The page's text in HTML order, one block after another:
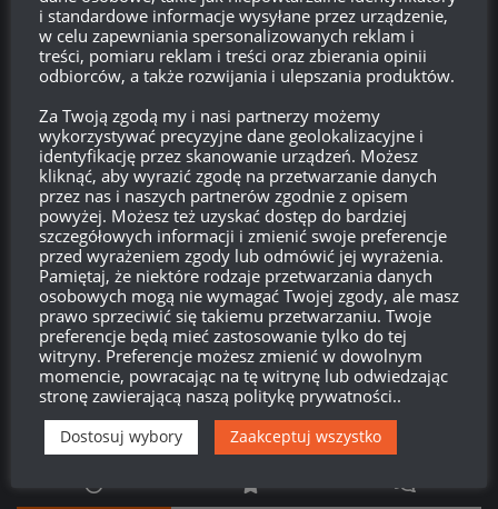
Zaloguj się
Kanał komentarzy
WordPress.org
Brakwierzchołka drzewka od:
579
Dni
12
Godzin
51
Minut
19
Sekund
i standardowe informacje wysyłane przez urządzenie,
w celu zapewniania spersonalizowanych reklam i
treści, pomiaru reklam i treści oraz zbierania opinii
odbiorców, a także rozwijania i ulepszania produktów.
Za Twoją zgodą my i nasi partnerzy możemy
wykorzystywać precyzyjne dane geolokalizacyjne i
identyfikację przez skanowanie urządzeń. Możesz
kliknąć, aby wyrazić zgodę na przetwarzanie danych
przez nas i naszych partnerów zgodnie z opisem
powyżej. Możesz też uzyskać dostęp do bardziej
szczegółowych informacji i zmienić swoje preferencje
przed wyrażeniem zgody lub odmówić jej wyrażenia.
Pamiętaj, że niektóre rodzaje przetwarzania danych
osobowych mogą nie wymagać Twojej zgody, ale masz
prawo sprzeciwić się takiemu przetwarzaniu. Twoje
preferencje będą mieć zastosowanie tylko do tej
witryny. Preferencje możesz zmienić w dowolnym
momencie, powracając na tę witrynę lub odwiedzając
stronę zawierającą naszą politykę prywatności..
Dostosuj wybory Zaakceptuj wszystko